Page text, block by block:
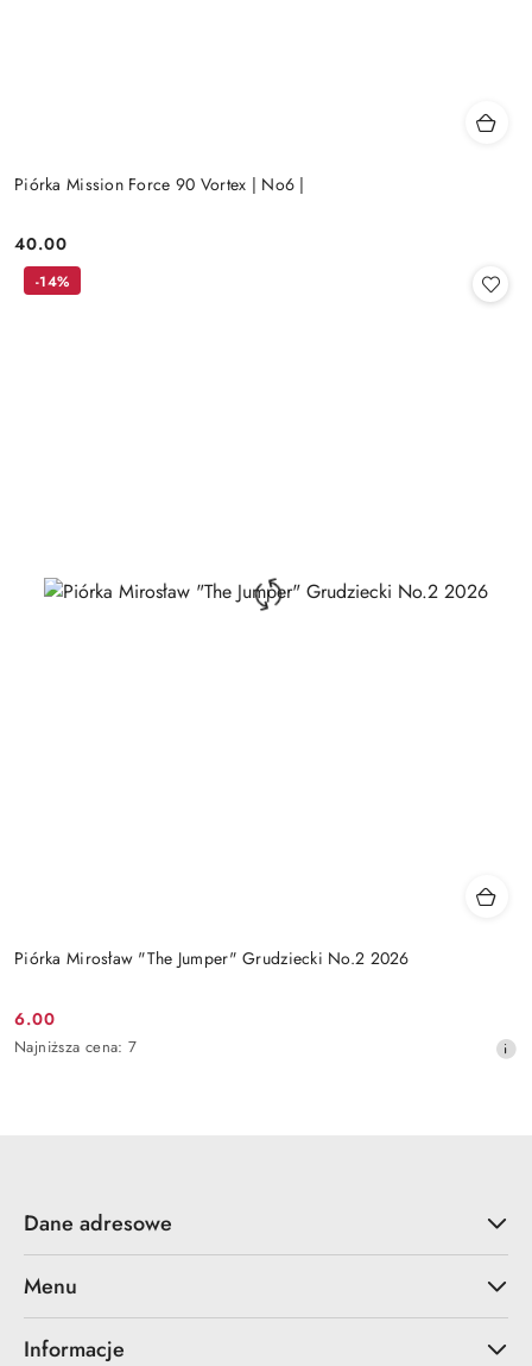
Piórka Mission Force 90 Vortex | No6 |
Cena:
40.00
Piórka Mirosław "The Jumper" Grudziecki No.2 2026
Cena
promocyjna:
6.00
Najniższa
Najniższa cena: 7
-14%
Dane adresowe
Menu
Informacje